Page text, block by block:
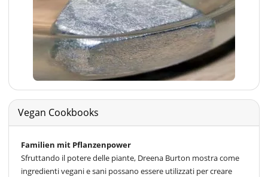
Vegan Cookbooks
Familien mit Pflanzenpower
Sfruttando il potere delle piante, Dreena Burton mostra come
ingredienti vegani e sani possano essere utilizzati per creare